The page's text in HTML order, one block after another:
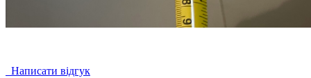
Написати відгук